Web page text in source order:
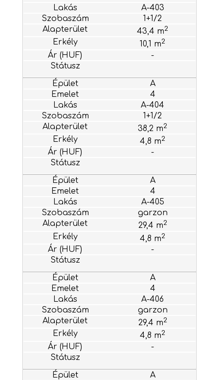
A-403
1+1/2
43,4 m2
10,1 m2
-
A
4
A-404
1+1/2
38,2 m2
4,8 m2
-
A
4
A-405
garzon
29,4 m2
4,8 m2
-
A
4
A-406
garzon
29,4 m2
4,8 m2
-
A